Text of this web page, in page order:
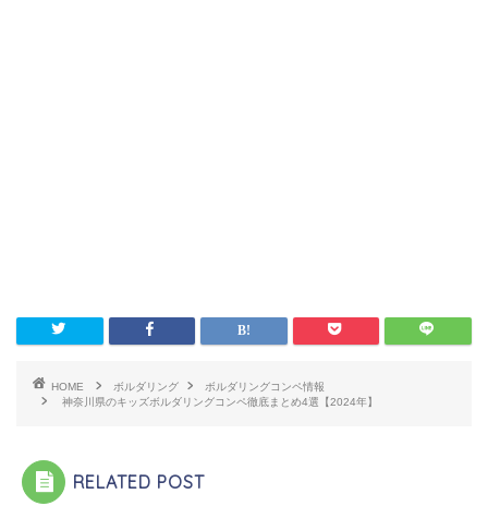
HOME ボルダリング
ボルダリングコンペ情報
神奈川県のキッズボルダリングコンペ徹底まとめ4選【2024年】
RELATED POST